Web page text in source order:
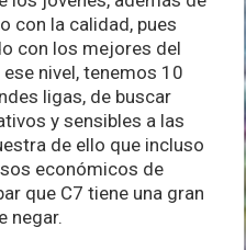
con la calidad, pues
con los mejores del
nivel, tenemos 10
ligas, de buscar
y sensibles a las
de ello que incluso
económicos de
que C7 tiene una gran
negar.